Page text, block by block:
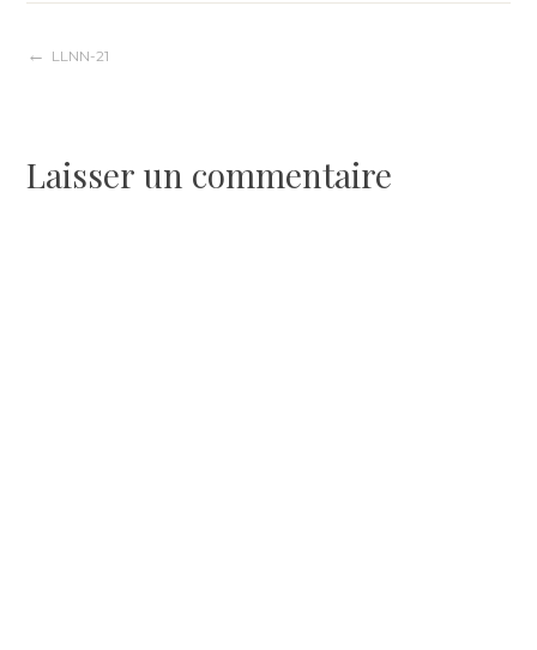
Navigation
l’article
LLNN-21
Laisser un commentaire